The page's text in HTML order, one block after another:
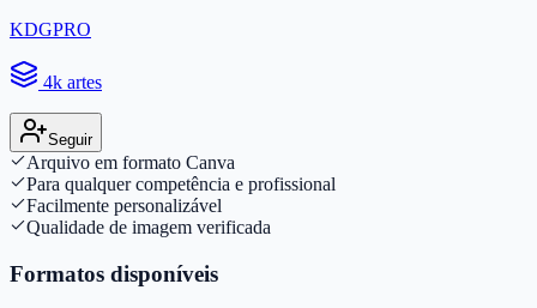
KDGPRO
4k artes
Seguir
Arquivo em formato Canva
Para qualquer competência e profissional
Facilmente personalizável
Qualidade de imagem verificada
Formatos disponíveis